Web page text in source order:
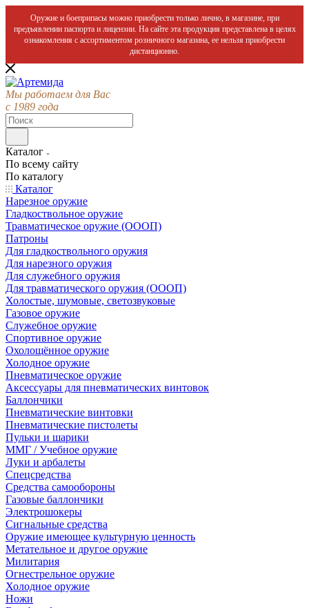
Оружие и боеприпасы можно приобрести только лично, в магазине, при
предъявлении паспорта и лицензии. На сайте эта продукция представлена в целях
ознакомления с ассортиментом розничного магазина, ее нельзя приобрести
дистанционно.
Мы работаем для Вас
с 1989 года
Каталог
По всему сайту
По каталогу
Каталог
Нарезное оружие
Гладкоствольное оружие
Травматическое оружие (ОООП)
Патроны
Для гладкоствольного оружия
Для нарезного оружия
Для служебного оружия
Для травматического оружия (ОООП)
Холостые, шумовые, светозвуковые
Газовое оружие
Служебное оружие
Спортивное оружие
Охолощённое оружие
Холодное оружие
Пневматическое оружие
Аксессуары для пневматических винтовок
Баллончики
Пневматические винтовки
Пневматические пистолеты
Пульки и шарики
ММГ / Учебное оружие
Луки и арбалеты
Спецсредства
Средства самообороны
Газовые баллончики
Электрошокеры
Сигнальные средства
Оружие имеющее культурную ценность
Метательное и другое оружие
Милитария
Огнестрельное оружие
Холодное оружие
Ножи